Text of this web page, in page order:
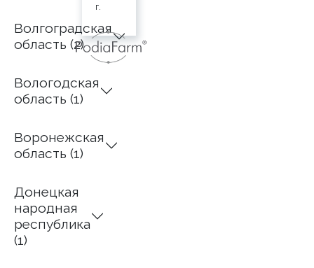
Волгоградская
область (2)
Вологодская
область (1)
Воронежская
область (1)
Донецкая
народная
республика
(1)
г.
30
микрорайон,
д. 7
8-